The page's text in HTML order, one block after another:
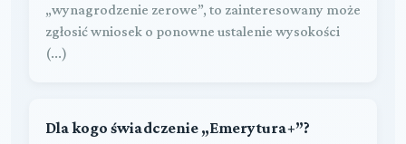
„wynagrodzenie zerowe”, to zainteresowany może
zgłosić wniosek o ponowne ustalenie wysokości
(...)
Dla kogo świadczenie „Emerytura+”?